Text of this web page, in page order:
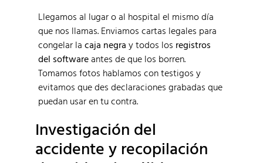
Llegamos al lugar o al hospital el mismo día
que nos llamas. Enviamos cartas legales para
congelar la caja negra y todos los registros
del softwareantes de que los borren.
Tomamos fotos hablamos con testigos y
evitamos que des declaraciones grabadas que
puedan usar en tu contra.
Investigación del
accidente y recopilación